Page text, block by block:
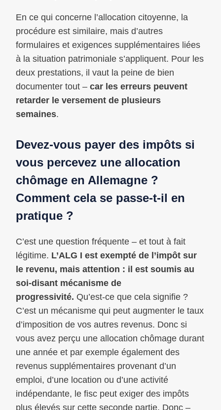
En ce qui concerne l’allocation citoyenne, la
procédure est similaire, mais d’autres
formulaires et exigences supplémentaires liées
à la situation patrimoniale s’appliquent. Pour les
deux prestations, il vaut la peine de bien
documenter tout – car les erreurs peuvent
retarder le versement de plusieurs
semaines.
Devez-vous payer des impôts si
vous percevez une allocation
chômage en Allemagne ?
Comment cela se passe-t-il en
pratique ?
C’est une question fréquente – et tout à fait
légitime. L’ALG I est exempté de l’impôt sur
le revenu, mais attention : il est soumis au
soi-disant mécanisme de
progressivité. Qu’est-ce que cela signifie ?
C’est un mécanisme qui peut augmenter le taux
d’imposition de vos autres revenus. Donc si
vous avez perçu une allocation chômage durant
une année et par exemple également des
revenus supplémentaires provenant d’un
emploi, d’une location ou d’une activité
indépendante, le fisc peut exiger des impôts
plus élevés sur cette seconde partie. Donc –